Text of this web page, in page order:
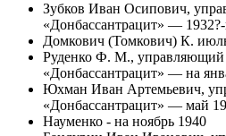
Зубков Иван Осипович,
«Донбассантрацит» —
Домкович (Томкович) К.
Руденко Ф. М., управляющий
«Донбассантрацит» — на
Юхман Иван Артемьевич,
«Донбассантрацит» — май
Науменко - на ноябрь 1940